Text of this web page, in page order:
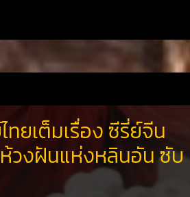
ยเต็มเรื่อง ซีรี่ย์จีน
วงฝันแห่งหลินอัน ซับ